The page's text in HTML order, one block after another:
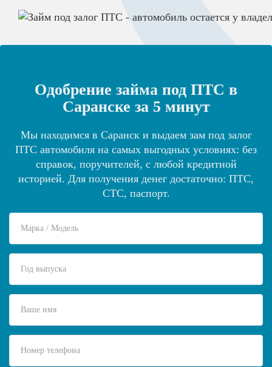
Одобрение займа под ПТС в
Саранске за 5 минут
Мы находимся в Саранск и выдаем зам под залог
ПТС автомобиля на самых выгодных условиях: без
справок, поручителей, с любой кредитной
историей. Для получения денег достаточно: ПТС,
СТС, паспорт.